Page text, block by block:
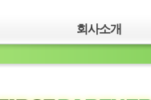
회사소개